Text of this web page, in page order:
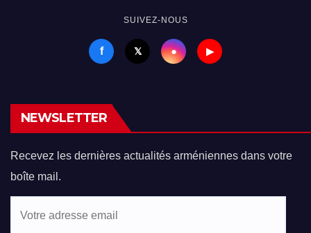
SUIVEZ-NOUS
f 𝕏 ● ▶
NEWSLETTER
Recevez les dernières actualités arméniennes dans votre
boîte mail.